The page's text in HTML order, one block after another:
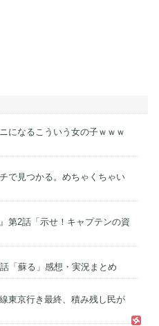
になるこういう女の子ｗｗｗ
で見つかる。めちゃくちゃい
第2話「示せ！キャプテンの資
「蘇る」感想・実況まとめ
東京行き最終、積み残し民が